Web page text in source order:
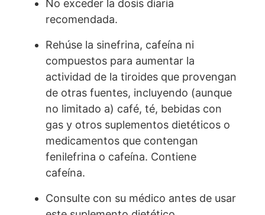
No exceder la dosis diaria
recomendada.
Rehúse la sinefrina, cafeína ni
compuestos para aumentar la
actividad de la tiroides que provengan
de otras fuentes, incluyendo (aunque
no limitado a) café, té, bebidas con
gas y otros suplementos dietéticos o
medicamentos que contengan
fenilefrina o cafeína. Contiene
cafeína.
Consulte con su médico antes de usar